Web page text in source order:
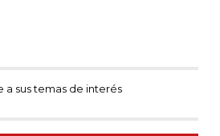
a sus temas de interés